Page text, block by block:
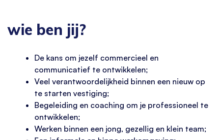
wie ben jij?
De kans om jezelf commercieel en
communicatief te ontwikkelen;
Veel verantwoordelijkheid binnen een nieuw op
te starten vestiging;
Begeleiding en coaching om je professioneel te
ontwikkelen;
Werken binnen een jong, gezellig en klein team;